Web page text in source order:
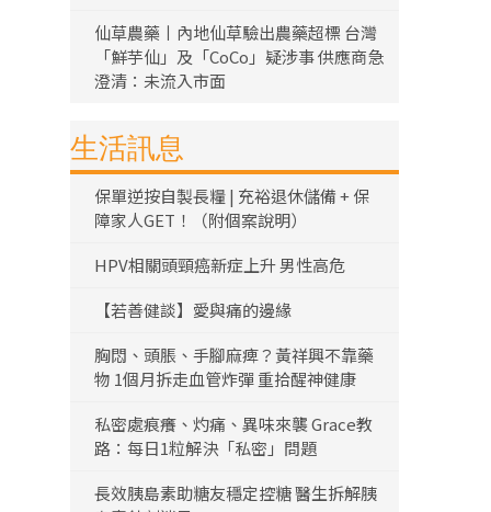
仙草農藥丨內地仙草驗出農藥超標 台灣
「鮮芋仙」及「CoCo」疑涉事 供應商急
澄清：未流入市面
生活訊息
保單逆按自製長糧 | 充裕退休儲備 + 保
障家人GET！（附個案說明）
HPV相關頭頸癌新症上升 男性高危
【若善健談】愛與痛的邊緣
胸悶、頭脹、手腳麻痺？黃祥興不靠藥
物 1個月拆走血管炸彈 重拾醒神健康
私密處痕癢、灼痛、異味來襲 Grace教
路：每日1粒解決「私密」問題
長效胰島素助糖友穩定控糖 醫生拆解胰